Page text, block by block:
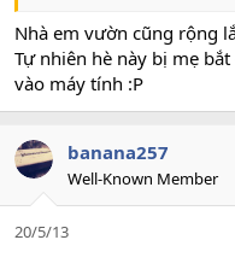
Nhà em vườn cũng rộng
Tự nhiên hè này bị mẹ
vào máy tính :P
banana257
Well-Known Member
20/5/13